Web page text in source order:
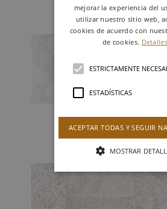
30 X 90 cm
mejorar la experiencia del
utilizar nuestro sitio web,
cookies de acuerdo con
de cookies. Detalles
ESTRICTAMENTE
ESTADÍSTICAS
ACEPTAR TODAS Y SEGUIR
MOSTRAR